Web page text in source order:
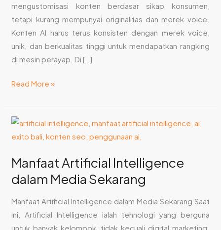
mengustomisasi konten berdasar sikap konsumen,
tetapi kurang mempunyai originalitas dan merek voice.
Konten AI harus terus konsisten dengan merek voice,
unik, dan berkualitas tinggi untuk mendapatkan rangking
di mesin perayap. Di […]
Read More »
Manfaat Artificial Intelligence
dalam Media Sekarang
Manfaat Artificial Intelligence dalam Media Sekarang Saat
ini, Artificial Intelligence ialah tehnologi yang berguna
untuk banyak kelompok, tidak kecuali digital marketing.
Manfaat
Artificial
dalam
Media